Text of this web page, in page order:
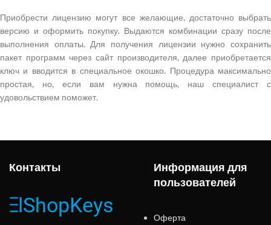
Приобрести лицензию могут все желающие, достаточно выбрать
версию и оформить покупку. Выдаются комбинации сразу после
выполнения оплаты. Для получения лицензии нужно сохранить
пакет программ через сайт производителя, далее приобретается
ключ и вводится в специальное окошко. Процедура максимально
простая, но, если вам нужна помощь, наш специалист с
удовольствием поможет.
Контакты
Информация для
пользователей
Оферта